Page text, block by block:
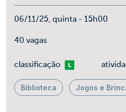
06/11/25, quinta - 15h00
40 vagas
classificaçãoLivre
Biblioteca Jogos e